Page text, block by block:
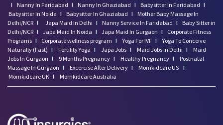
I
Nanny In Faridabad I Nanny In Ghaziabad I Babysitter In Faridabad I
Babysitter In Noida I Babysitter In Ghaziabad I
Mother Baby Massage In
Delhi/NCR I Japa Maid In Delhi I Nanny Service In Faridabad I
Baby Sitter in
Delhi/NCR I Japa Maid In Noida I Japa Maid In Gurgaon I
Corporate Fitness
Programs I Corporate wellness program I Yoga For IVF I
Yoga To Conceive
Naturally (Fast) I Fertility Yoga I Japa Jobs I Maid Jobs In Delhi I
Maid
Jobs In Gurgaon I 9 Months Pregnancy I Healthy Pregnancy I
Postnatal
Massage In Gurgaon I Excercise After Delivery I Momkidcare US I
Momkidcare UK I Momkidcare Australia